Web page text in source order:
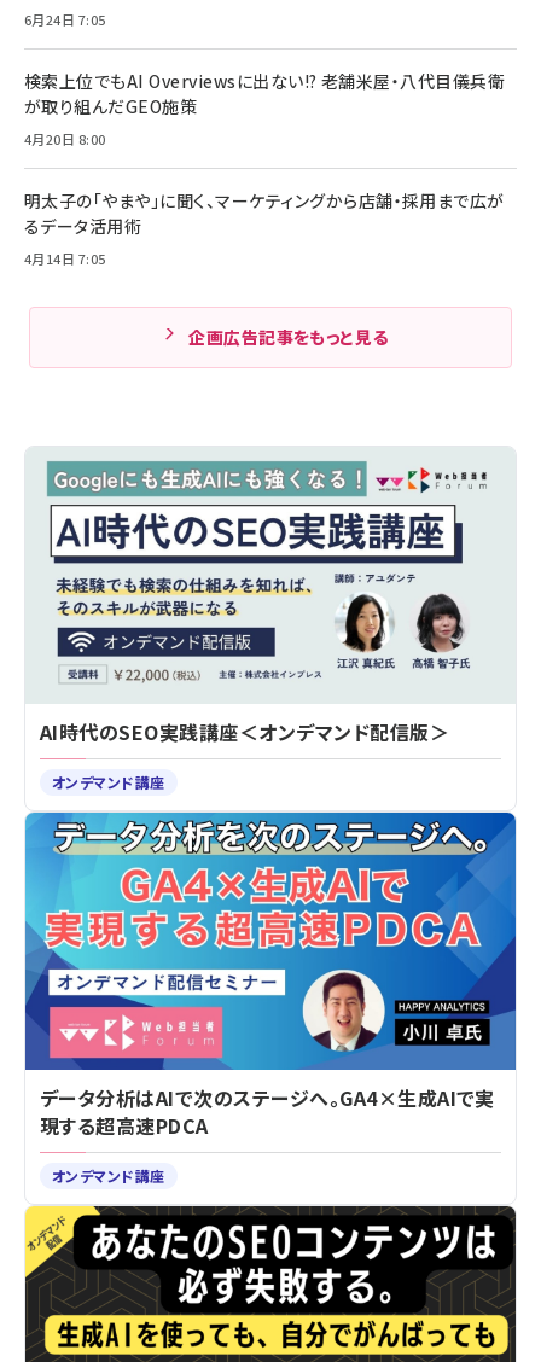
6月24日 7:05
検索上位でもAI Overviewsに出ない!? 老舗米屋・八代目儀兵衛
が取り組んだGEO施策
4月20日 8:00
明太子の「やまや」に聞く、マーケティングから店舗・採用まで広が
るデータ活用術
4月14日 7:05
企画広告記事をもっと見る
AI時代のSEO実践講座＜オンデマンド配信版＞
オンデマンド講座
データ分析はAIで次のステージへ。GA4×生成AIで実
現する超高速PDCA
オンデマンド講座